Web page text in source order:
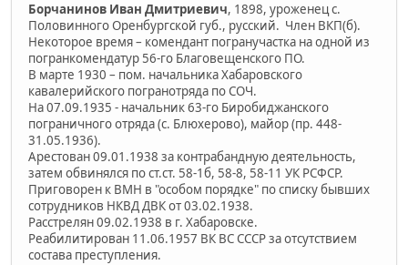
Борчанинов Иван Дмитриевич, 1898, уроженец с.
Половинного Оренбургской губ., русский. Член ВКП(б).
Некоторое время – комендант погранучастка на одной из
погранкомендатур 56-го Благовещенского ПО.
В марте 1930 – пом. начальника Хабаровского
кавалерийского погранотряда по СОЧ.
На 07.09.1935 - начальник 63-го Биробиджанского
пограничного отряда (с. Блюхерово), майор (пр. 448-
31.05.1936).
Арестован 09.01.1938 за контрабандную деятельность,
затем обвинялся по ст.ст. 58-1б, 58-8, 58-11 УК РСФСР.
Приговорен к ВМН в "особом порядке" по списку бывших
сотрудников НКВД ДВК от 03.02.1938.
Расстрелян 09.02.1938 в г. Хабаровске.
Реабилитирован 11.06.1957 ВК ВС СССР за отсутствием
состава преступления.